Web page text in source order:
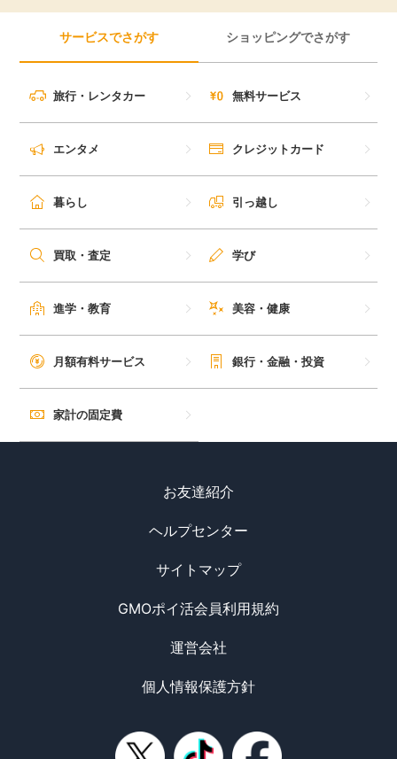
サービスでさがす ショッピングでさがす
旅行・レンタカー 無料サービス
エンタメ クレジットカード
暮らし 引っ越し
買取・査定 学び
進学・教育 美容・健康
月額有料サービス 銀行・金融・投資
家計の固定費
お友達紹介
ヘルプセンター
サイトマップ
GMOポイ活会員利用規約
運営会社
個人情報保護方針